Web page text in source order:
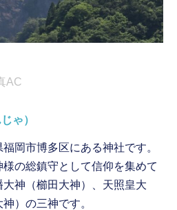
AC
ゃ）
岡市博多区にある神社です。
の総鎮守として信仰を集めて
神（櫛田大神）、天照皇大
）の三神です。